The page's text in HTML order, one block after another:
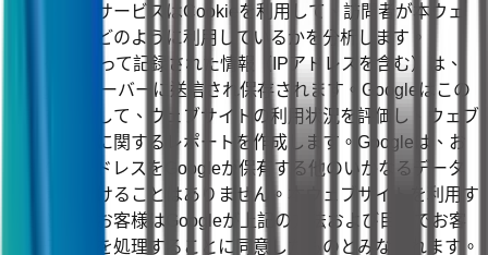
います。同サービスはCookieを利用して、訪問者が本ウェ
ブサイトをどのように利用しているかを分析します。
Cookieによって記録された情報（IPアドレスを含む）は、
Googleのサーバーに送信され保存されます。Googleはこの
情報を利用して、ウェブサイトの利用状況を評価し、ウェブ
サイト活動に関するレポートを作成します。Googleは、お
客様のIPアドレスをGoogleが保有する他のいかなるデータ
とも関連付けることはありません。本ウェブサイトを利用す
ることで、お客様はGoogleが上記の方法および目的でお客
様のデータを処理することに同意したものとみなされます。